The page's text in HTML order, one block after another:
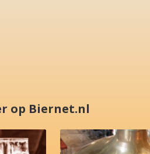
op Biernet.nl